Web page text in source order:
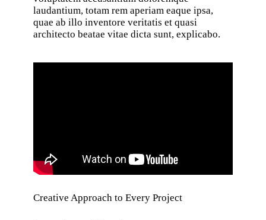
laudantium, totam rem aperiam eaque ipsa,
quae ab illo inventore veritatis et quasi
architecto beatae vitae dicta sunt, explicabo.
Creative Approach to Every Project